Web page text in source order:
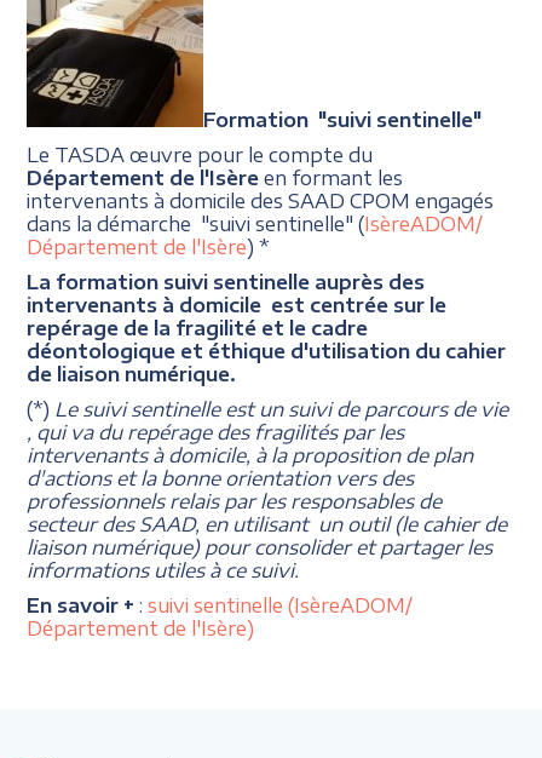
Formation "suivi sentinelle"
Le TASDA œuvre pour le compte du
Département de l'Isère en formant les
intervenants à domicile des SAAD CPOM engagés
dans la démarche "suivi sentinelle" (IsèreADOM/
Département de l'Isère) *
La formation suivi sentinelle auprès des
intervenants à domicile est centrée sur le
repérage de la fragilité et le cadre
déontologique et éthique d'utilisation du cahier
de liaison numérique.
(*) Le suivi sentinelle est un suivi de parcours de vie
, qui va du repérage des fragilités par les
intervenants à domicile, à la proposition de plan
d'actions et la bonne orientation vers des
professionnels relais par les responsables de
secteur des SAAD, en utilisant un outil (le cahier de
liaison numérique) pour consolider et partager les
informations utiles à ce suivi.
En savoir + : suivi sentinelle (IsèreADOM/
Département de l'Isère)